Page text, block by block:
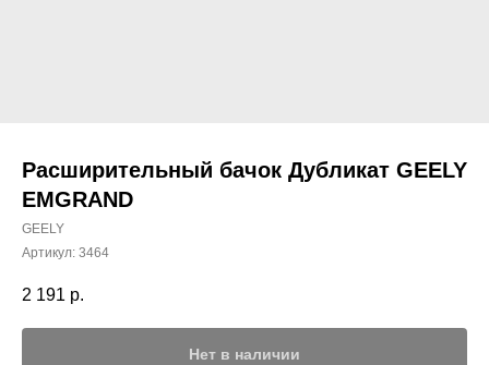
Расширительный бачок Дубликат GEELY
EMGRAND
GEELY
Артикул: 3464
2 191 р.
Нет в наличии